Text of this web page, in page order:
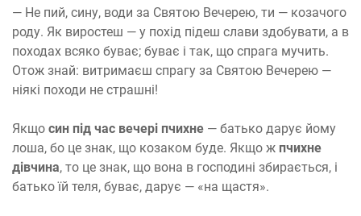
— Не пий, сину, води за Святою Вечерею, ти — козачого
роду. Як виростеш — у похід підеш слави здобувати, а в
походах всяко буває; буває і так, що спрага мучить.
Отож знай: витримаєш спрагу за Святою Вечерею —
ніякі походи не страшні!
Якщо син під час вечері пчихне — батько дарує йому
лоша, бо це знак, що козаком буде. Якщо ж пчихне
дівчина, то це знак, що вона в господині збирається, і
батько їй теля, буває, дарує — «на щастя».